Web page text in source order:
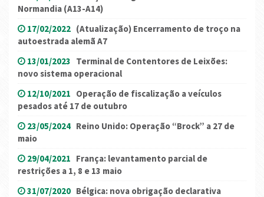
Normandia (A13-A14)
17/02/2022 (Atualização) Encerramento de troço na
autoestrada alemã A7
13/01/2023 Terminal de Contentores de Leixões:
novo sistema operacional
12/10/2021 Operação de fiscalização a veículos
pesados até 17 de outubro
23/05/2024 Reino Unido: Operação “Brock” a 27 de
maio
29/04/2021 França: levantamento parcial de
restrições a 1, 8 e 13 maio
31/07/2020 Bélgica: nova obrigação declarativa